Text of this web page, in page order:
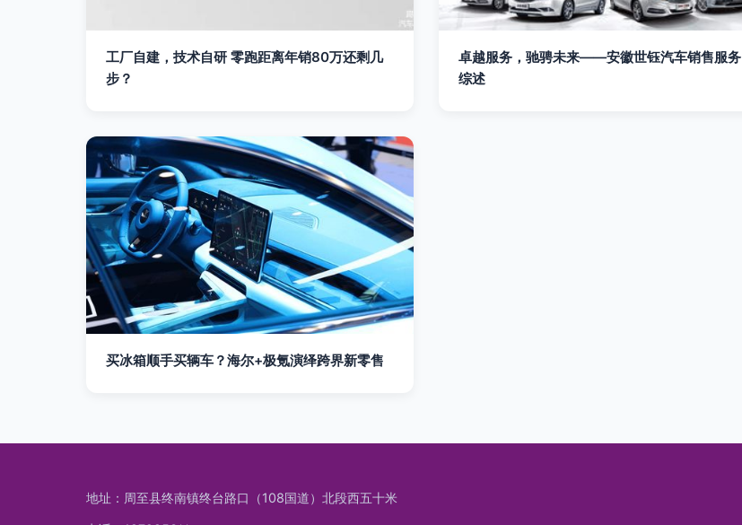
工厂自建，技术自研 零跑距离年销80万还剩几
步？
卓越服务，驰骋未来——安徽世钰汽车销售服务
综述
买冰箱顺手买辆车？海尔+极氪演绎跨界新零售
地址：周至县终南镇终台路口（108国道）北段西五十米